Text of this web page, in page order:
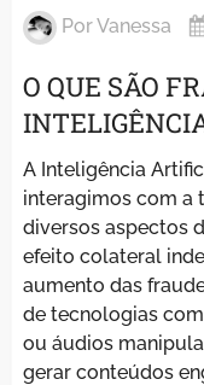
PorVanessa
O QUE SÃO
A Inteligência
interagimos com a
diversos aspectos
efeito colateral
aumento das
de tecnologias
ou áudios
gerar conteúdos